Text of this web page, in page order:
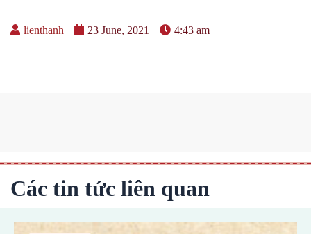
lienthanh 23 June, 2021 4:43 am
Các tin tức liên quan